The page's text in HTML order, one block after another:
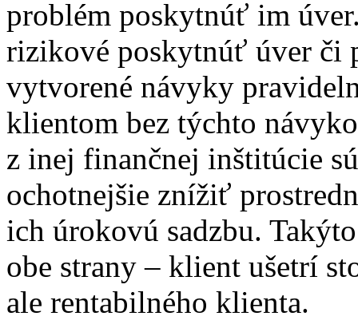
problém poskytnúť im
rizikové poskytnúť úver či
vytvorené návyky
klientom bez týchto
z inej finančnej inštitúcie
ochotnejšie znížiť
ich úrokovú sadzbu.
obe strany – klient ušetrí
ale rentabilného klienta.